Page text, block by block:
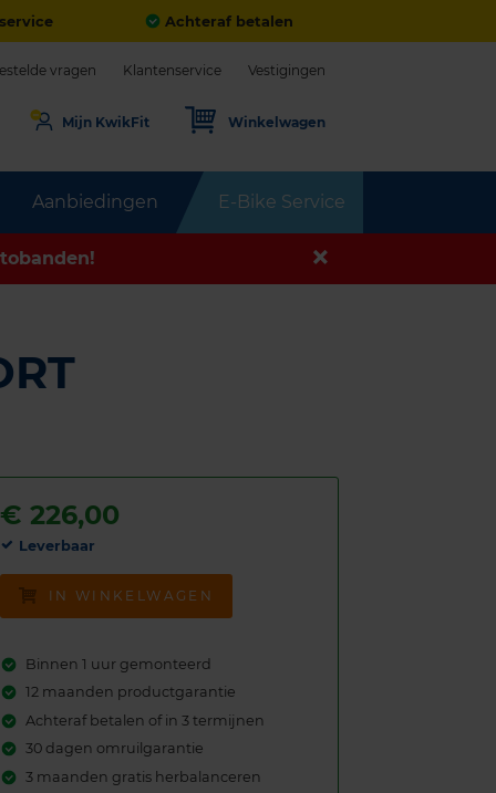
Achteraf betalen
Aanbiedingen E-Bike Service
vragen Klantenservice Vestigingen
Mijn KwikFit Winkelwagen
€226,00
Leverbaar
IN WINKELWAGEN
Binnen 1 uur gemonteerd
12 maanden productgarantie
Achteraf betalen of in 3 termijnen
30 dagen omruilgarantie
3 maanden gratis herbalanceren